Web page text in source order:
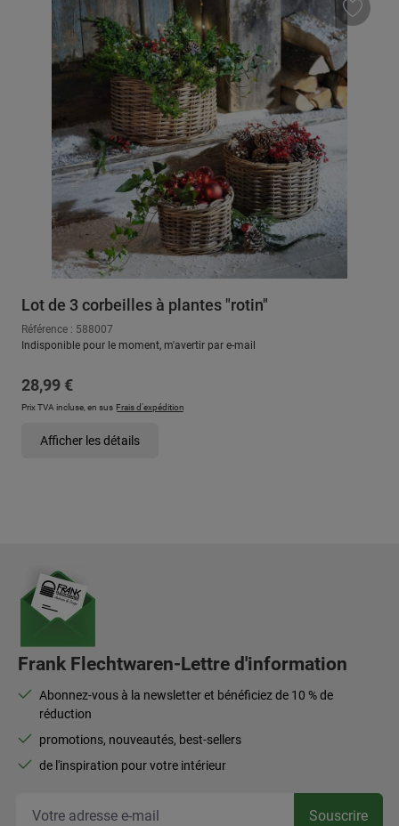
Lot de 3 corbeilles à plantes "rotin"
Référence : 588007
Indisponible pour le moment, m'avertir par e-mail
Prix régulier :
28,99 €
Prix TVA incluse, en sus Frais d'expédition
Afficher les détails
Frank Flechtwaren-Lettre d'information
Abonnez-vous à la newsletter et bénéficiez de 10 % de
réduction
promotions, nouveautés, best-sellers
de l'inspiration pour votre intérieur
Souscrire